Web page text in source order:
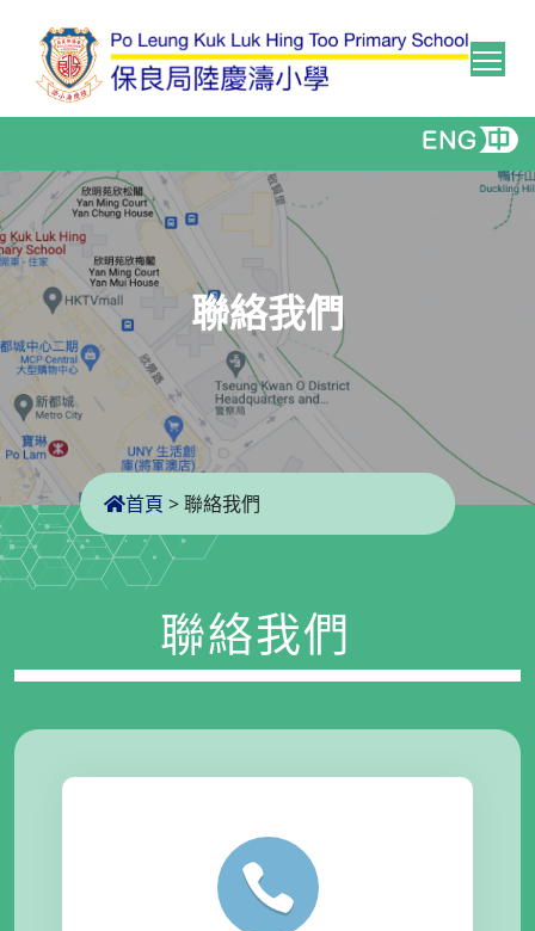
聯絡我們
首頁 >聯絡我們
聯絡我們